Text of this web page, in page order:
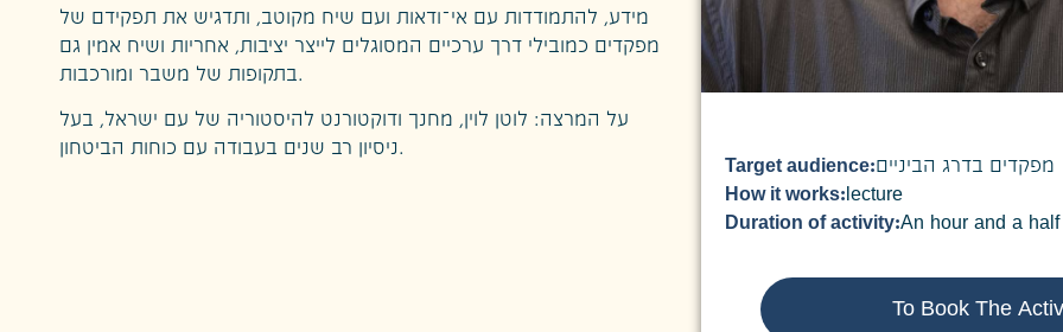
מידע, להתמודדות עם אי־ודאות ועם שיח מקוטב, ותדגיש את תפקידם של
מפקדים כמובילי דרך ערכיים המסוגלים לייצר יציבות, אחריות ושיח אמין גם
בתקופות של משבר ומורכבות.
על המרצה: לוטן לוין, מחנך ודוקטורנט להיסטוריה של עם ישראל, בעל
ניסיון רב שנים בעבודה עם כוחות הביטחון.
Target audience:מפקדים בדרג הביניים
How it works: lecture
Duration of activity:An hour and a half
To Book The